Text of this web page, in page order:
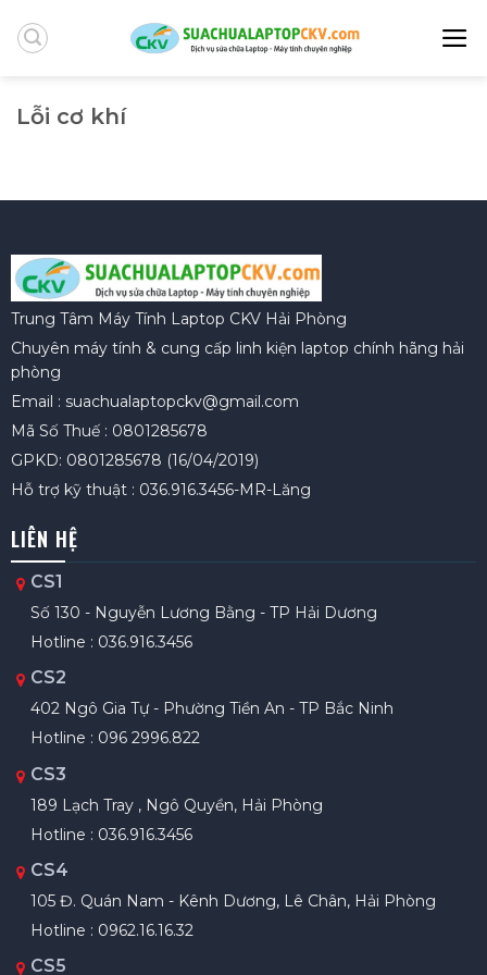
content
Lỗi cơ khí
Trung Tâm Máy Tính Laptop CKV Hải Phòng
Chuyên máy tính & cung cấp linh kiện laptop chính hãng hải
phòng
Email : suachualaptopckv@gmail.com
Mã Số Thuế : 0801285678
GPKD: 0801285678 (16/04/2019)
Hỗ trợ kỹ thuật : 036.916.3456-MR-Lăng
LIÊN HỆ
CS1
Số 130 - Nguyễn Lương Bằng - TP Hải Dương
Hotline : 036.916.3456
CS2
402 Ngô Gia Tự - Phường Tiền An - TP Bắc Ninh
Hotline : 096 2996.822
CS3
189 Lạch Tray , Ngô Quyền, Hải Phòng
Hotline : 036.916.3456
CS4
105 Đ. Quán Nam - Kênh Dương, Lê Chân, Hải Phòng
Hotline : 0962.16.16.32
CS5